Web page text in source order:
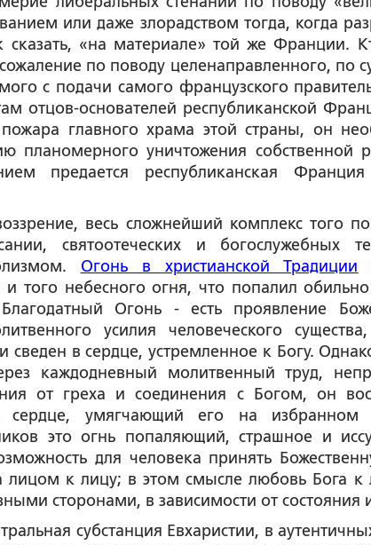
или даже злорадством тогда, когда
«на материале» той же Франции.
по поводу целенаправленного, по
с подачи самого французского
отцов-основателей республиканской
главного храма этой страны, он
планомерного уничтожения собственной
предается республиканская
весь сложнейший комплекс того
святоотеческих и богослужебных
Огонь в христианской Традиции
того небесного огня, что попалил
Огонь - есть проявление
усилия человеческого
сведен в сердце, устремленное к Богу.
каждодневный молитвенный труд,
от греха и соединения с Богом, он
сердце, умягчающий его на
это огнь попаляющий, страшное и
для человека принять
лицом к лицу; в этом смысле любовь Бога
сторонами, в зависимости от состояния
субстанция Евхаристии, в